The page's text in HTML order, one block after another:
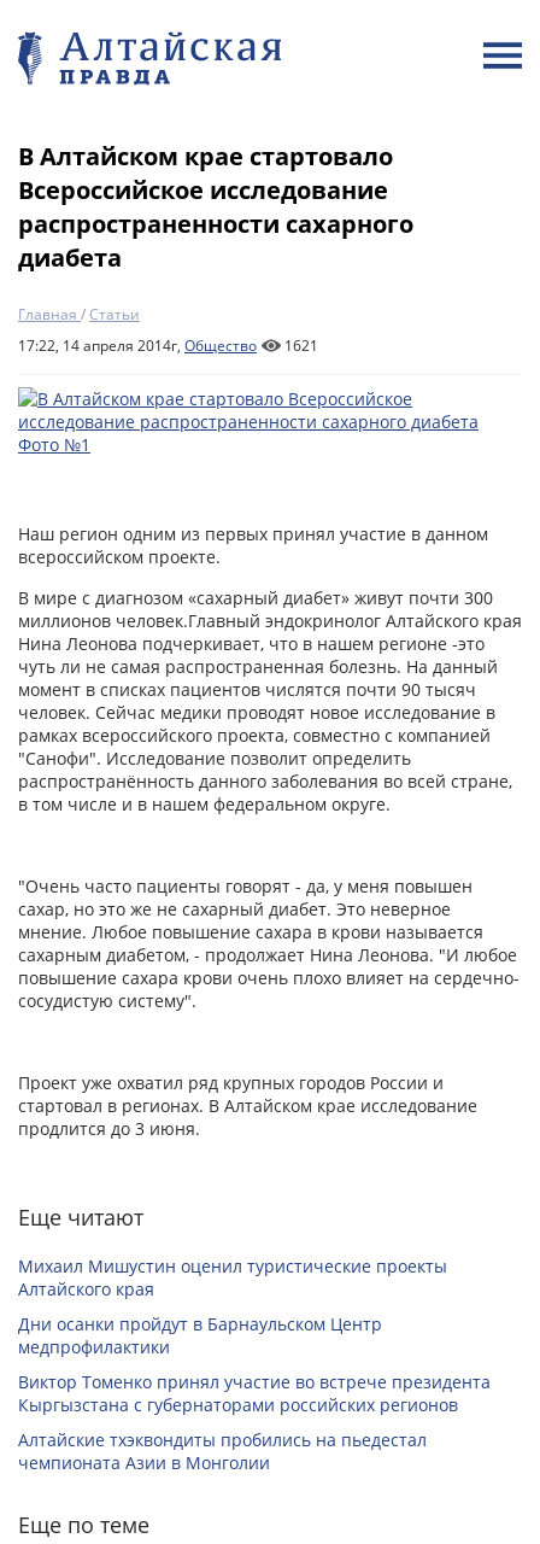
В Алтайском крае стартовало
Всероссийское исследование
распространенности сахарного
диабета
Главная /Статьи
17:22, 14 апреля 2014г, Общество 1621
Наш регион одним из первых принял участие в данном
всероссийском проекте.
В мире с диагнозом «сахарный диабет» живут почти 300
миллионов человек.Главный эндокринолог Алтайского края
Нина Леонова подчеркивает, что в нашем регионе -это
чуть ли не самая распространенная болезнь. На данный
момент в списках пациентов числятся почти 90 тысяч
человек. Сейчас медики проводят новое исследование в
рамках всероссийского проекта, совместно с компанией
"Санофи". Исследование позволит определить
распространённость данного заболевания во всей стране,
в том числе и в нашем федеральном округе.
"Очень часто пациенты говорят - да, у меня повышен
сахар, но это же не сахарный диабет. Это неверное
мнение. Любое повышение сахара в крови называется
сахарным диабетом, - продолжает Нина Леонова. "И любое
повышение сахара крови очень плохо влияет на сердечно-
сосудистую систему".
Проект уже охватил ряд крупных городов России и
стартовал в регионах. В Алтайском крае исследование
продлится до 3 июня.
Еще читают
Михаил Мишустин оценил туристические проекты
Алтайского края
Дни осанки пройдут в Барнаульском Центр
медпрофилактики
Виктор Томенко принял участие во встрече президента
Кыргызстана с губернаторами российских регионов
Алтайские тхэквондиты пробились на пьедестал
чемпионата Азии в Монголии
Еще по теме